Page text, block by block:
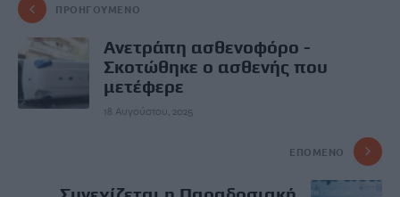
ΠΡΟΗΓΟΎΜΕΝΟ
Ανετράπη ασθενοφόρο -
Σκοτώθηκε ο ασθενής που
μετέφερε
18 Αυγούστου, 2025
ΕΠΌΜΕΝΟ